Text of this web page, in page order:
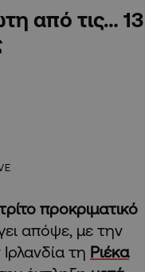
από τις… 13
προκριματικό
απόψε, με την
τη Ριέκα